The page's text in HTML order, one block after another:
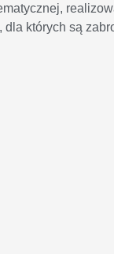
dla których są